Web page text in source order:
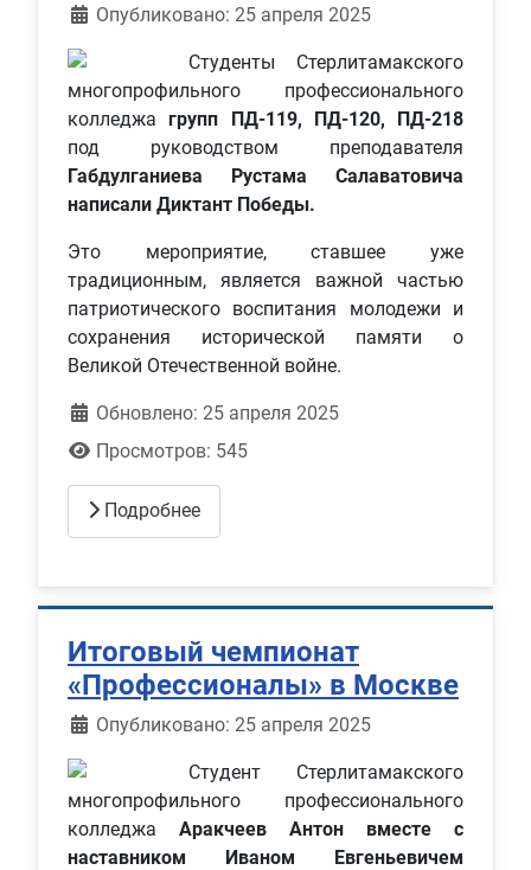
Информация о материале
Опубликовано: 25 апреля 2025
Студенты Стерлитамакского
многопрофильного профессионального
колледжагрупп ПД-119, ПД-120, ПД-218
под руководством преподавателя
Габдулганиева Рустама Салаватовича
написали Диктант Победы.
Это мероприятие, ставшее уже
традиционным, является важной частью
патриотического воспитания молодежи и
сохранения исторической памяти о
Великой Отечественной войне.
Обновлено: 25 апреля 2025
Просмотров: 545
Подробнее
Итоговый чемпионат
«Профессионалы» в Москве
Информация о материале
Опубликовано: 25 апреля 2025
Студент Стерлитамакского
многопрофильного профессионального
колледжа Аракчеев Антон вместе с
наставником Иваном Евгеньевичем